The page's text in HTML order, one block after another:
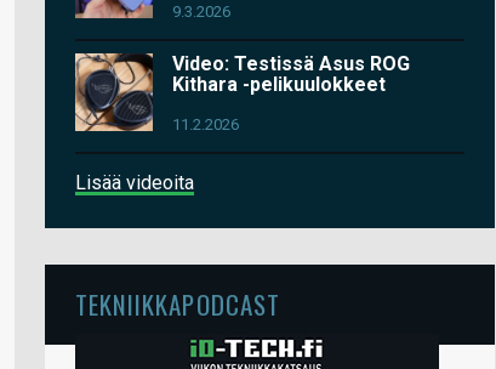
9.3.2026
Video: Testissä Asus ROG
Kithara -pelikuulokkeet
11.2.2026
Lisää videoita
TEKNIIKKAPODCAST